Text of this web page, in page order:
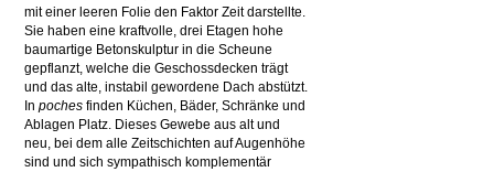
mit einer leeren Folie den Faktor Zeit darstellte.
Sie haben eine kraftvolle, drei Etagen hohe
baumartige Betonskulptur in die Scheune
gepflanzt, welche die Geschossdecken trägt
und das alte, instabil gewordene Dach abstützt.
Inpoches finden Küchen, Bäder, Schränke und
Ablagen Platz. Dieses Gewebe aus alt und
neu, bei dem alle Zeitschichten auf Augenhöhe
sind und sich sympathisch komplementär